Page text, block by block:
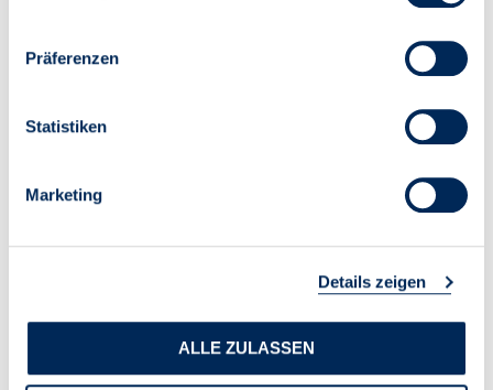
Präferenzen
Statistiken
Marketing
Details zeigen
ALLE ZULASSEN
Fünf gute Gründe für Ihre
Mitgliedschaft: